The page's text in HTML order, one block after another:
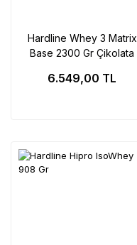
Hardline Whey 3 Matrix
Base 2300 Gr Çikolata
6.549,00 TL